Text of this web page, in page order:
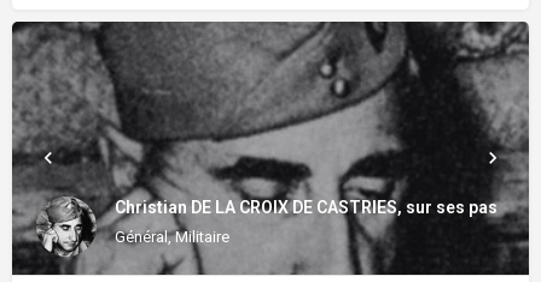
Christian DE LA CROIX DE CASTRIES, sur ses pas
Général, Militaire